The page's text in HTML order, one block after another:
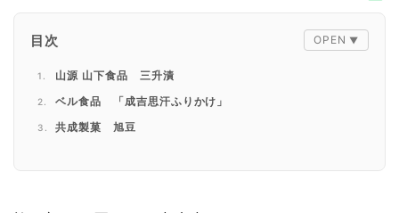
目次
山源 山下食品 三升漬
ベル食品 「成吉思汗ふりかけ」
共成製菓 旭豆